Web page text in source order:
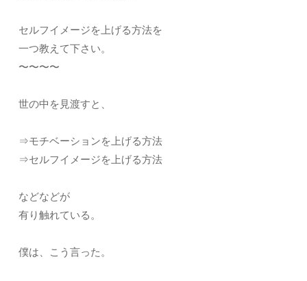
セルフイメージを上げる方法を
一つ教えて下さい。
〜〜〜〜
世の中を見渡すと、
⇒モチベーションを上げる方法
⇒セルフイメージを上げる方法
などなどが
有り触れている。
僕は、こう言った。